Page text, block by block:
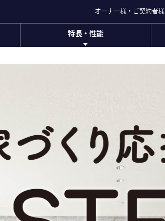
オーナー様・ご契約者様
特長・性能
オーナー様・ご契約者様
特長・性能